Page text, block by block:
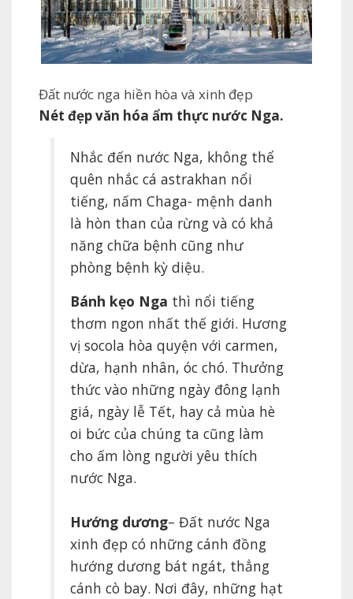
Đất nước nga hiền hòa và xinh đẹp
Nét đẹp văn hóa ẩm thực nước Nga.
Nhắc đến nước Nga, không thể
quên nhắc cá astrakhan nổi
tiếng, nấm Chaga- mệnh danh
là hòn than của rừng và có khả
năng chữa bệnh cũng như
phòng bệnh kỳ diệu.
Bánh kẹo Nga thì nổi tiếng
thơm ngon nhất thế giới. Hương
vị socola hòa quyện với carmen,
dừa, hạnh nhân, óc chó. Thưởng
thức vào những ngày đông lạnh
giá, ngày lễ Tết, hay cả mùa hè
oi bức của chúng ta cũng làm
cho ấm lòng người yêu thích
nước Nga.
Hướng dương– Đất nước Nga
xinh đẹp có những cánh đồng
hướng dương bát ngát, thẳng
cánh cò bay. Nơi đây, những hạt